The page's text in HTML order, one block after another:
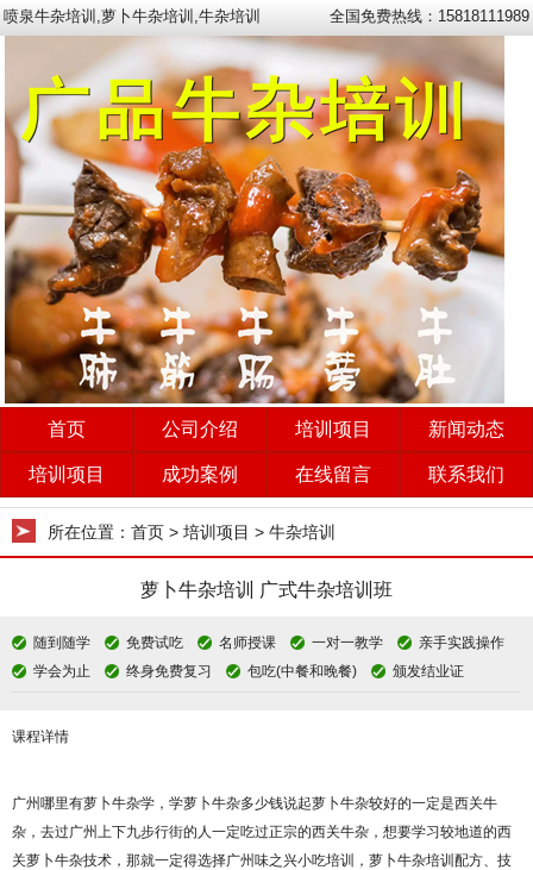
喷泉牛杂培训,萝卜牛杂培训,牛杂培训 全国免费热线：15818111989
首页 公司介绍 培训项目 新闻动态
培训项目 成功案例 在线留言 联系我们
所在位置： 首页 > 培训项目 > 牛杂培训
萝卜牛杂培训 广式牛杂培训班
随到随学 免费试吃 名师授课 一对一教学
亲手实践操作
学会为止
终身免费复习 包吃(中餐和晚餐) 颁发结业证
课程详情
广州哪里有萝卜牛杂学，学萝卜牛杂多少钱说起萝卜牛杂较好的一定是西关牛
杂，去过广州上下九步行街的人一定吃过正宗的西关牛杂，想要学习较地道的西
关萝卜牛杂技术，那就一定得选择广州味之兴小吃培训，萝卜牛杂培训配方、技